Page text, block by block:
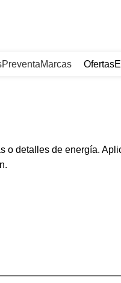
PreventaMarcas Ofertas
detalles de energía.